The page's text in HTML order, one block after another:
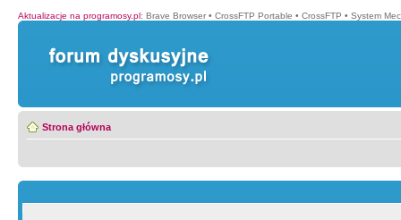
Aktualizacje na programosy.pl: Brave Browser • CrossFTP Portable • CrossFTP • System
Strona główna